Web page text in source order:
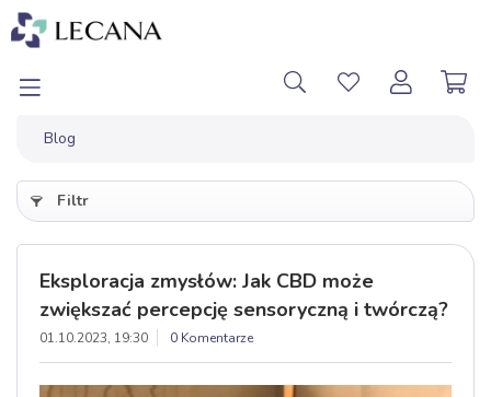
Blog
Filtr
Eksploracja zmysłów: Jak CBD może
zwiększać percepcję sensoryczną i twórczą?
01.10.2023, 19:30 0 Komentarze